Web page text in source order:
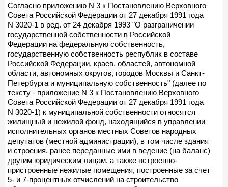
Согласно приложению N 3 к Постановлению Верховного
Совета Российской Федерации от 27 декабря 1991 года
N 3020-1 в ред. от 24 декабря 1993 "О разграничении
государственной собственности в Российской
Федерации на федеральную собственность,
государственную собственность республик в составе
Российской Федерации, краев, областей, автономной
области, автономных округов, городов Москвы и Санкт-
Петербурга и муниципальную собственность" (далее по
тексту - приложение N 3 к Постановлению Верховного
Совета Российской Федерации от 27 декабря 1991 года
N 3020-1) к муниципальной собственности относятся
жилищный и нежилой фонд, находящийся в управлении
исполнительных органов местных Советов народных
депутатов (местной администрации), в том числе здания
и строения, ранее переданные ими в ведение (на баланс)
другим юридическим лицам, а также встроенно-
пристроенные нежилые помещения, построенные за счет
5- и 7-процентных отчислений на строительство